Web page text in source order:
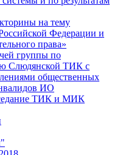
на тему
Федерации и
права»
группы по
Слюдянской ТИК с
общественных
ИО
ТИК и МИК